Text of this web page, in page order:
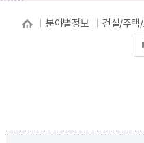
분야별정보 건설/주택